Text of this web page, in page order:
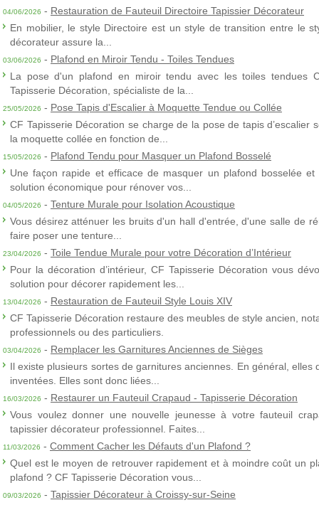
04/06/2026 - Restauration de Fauteuil Directoire Tapissier Décorateur
En mobilier, le style Directoire est un style de transition entre le
décorateur assure la...
03/06/2026 - Plafond en Miroir Tendu - Toiles Tendues
La pose d'un plafond en miroir tendu avec les toiles tendues
Tapisserie Décoration, spécialiste de la...
25/05/2026 - Pose Tapis d'Escalier à Moquette Tendue ou Collée
CF Tapisserie Décoration se charge de la pose de tapis
la moquette collée en fonction de...
15/05/2026 - Plafond Tendu pour Masquer un Plafond Bosselé
Une façon rapide et efficace de masquer un plafond bosselée
solution économique pour rénover vos...
04/05/2026 - Tenture Murale pour Isolation Acoustique
Vous désirez atténuer les bruits d'un hall d'entrée, d'une salle de
faire poser une tenture...
23/04/2026 - Toile Tendue Murale pour votre Décoration d’Intérieur
Pour la décoration d’intérieur, CF Tapisserie Décoration vous
solution pour décorer rapidement les...
13/04/2026 - Restauration de Fauteuil Style Louis XIV
CF Tapisserie Décoration restaure des meubles de style ancien,
professionnels ou des particuliers.
03/04/2026 - Remplacer les Garnitures Anciennes de Sièges
Il existe plusieurs sortes de garnitures anciennes. En général, elles
inventées. Elles sont donc liées...
16/03/2026 - Restaurer un Fauteuil Crapaud - Tapisserie Décoration
Vous voulez donner une nouvelle jeunesse à votre fauteuil
tapissier décorateur professionnel. Faites...
11/03/2026 - Comment Cacher les Défauts d'un Plafond ?
Quel est le moyen de retrouver rapidement et à moindre coût un
plafond ? CF Tapisserie Décoration vous...
09/03/2026 - Tapissier Décorateur à Croissy-sur-Seine